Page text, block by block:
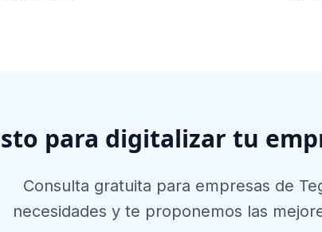
para digitalizar tu
Consulta gratuita para empresas de
necesidades y te proponemos las